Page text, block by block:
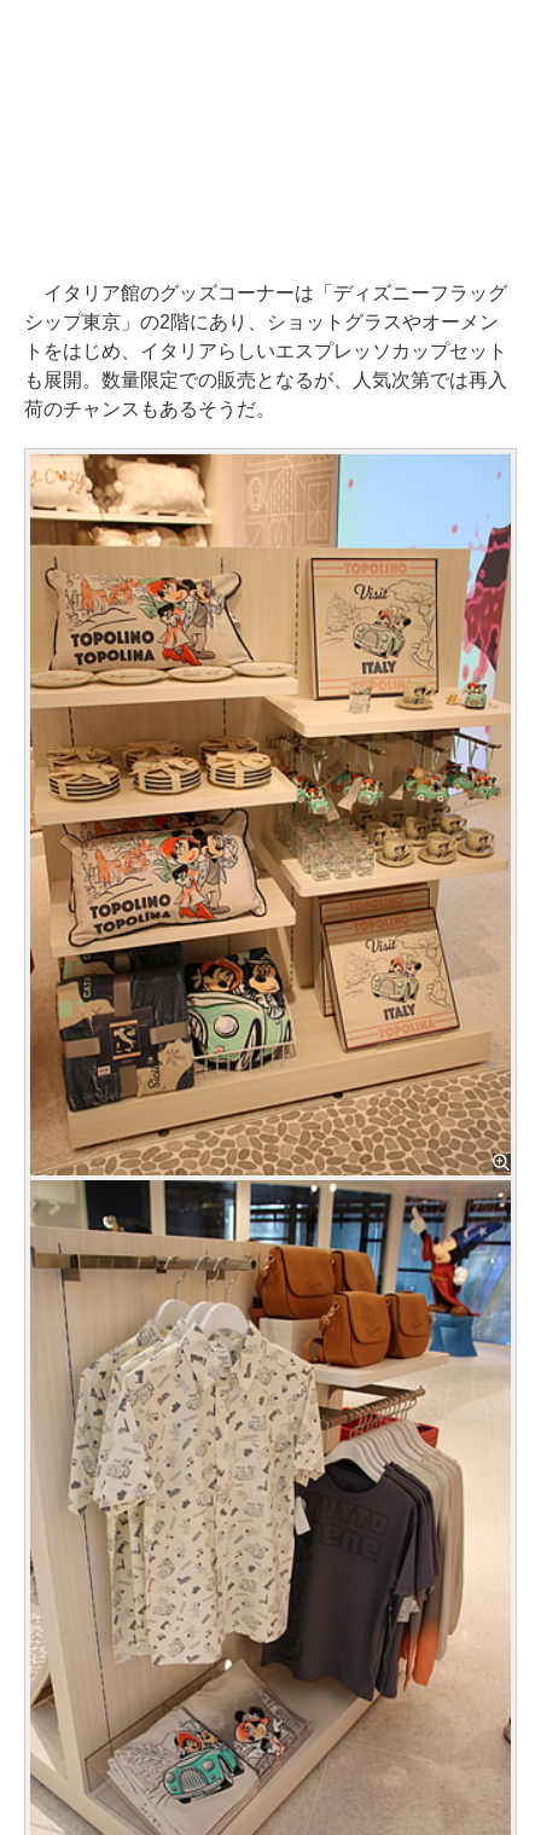
イタリア館のグッズコーナーは「ディズニーフラッグ
シップ東京」の2階にあり、ショットグラスやオーメン
トをはじめ、イタリアらしいエスプレッソカップセット
も展開。数量限定での販売となるが、人気次第では再入
荷のチャンスもあるそうだ。